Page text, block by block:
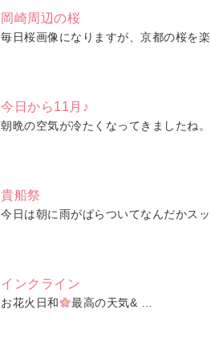
岡崎周辺の桜
毎日桜画像になりますが、京都の桜を
今日から11月♪
朝晩の空気が冷たくなってきましたね
貴船祭
今日は朝に雨がぱらついてなんだかス
インクライン
お花火日和 最高の天気& …